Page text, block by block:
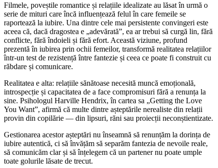
Filmele, poveștile romantice și relațiile idealizate au lăsat în urmă o
serie de mituri care încă influențează felul în care femeile se
raportează la iubire. Una dintre cele mai persistente convingeri este
aceea că, dacă dragostea e „adevărată”, ea ar trebui să curgă lin, fără
conflicte, fără îndoieli și fără efort. Această viziune, profund
prezentă în iubirea prin ochii femeilor, transformă realitatea relațiilor
într-un test de rezistență între fantezie și ceea ce poate fi construit cu
răbdare și comunicare.
Realitatea e alta: relațiile sănătoase necesită muncă emoțională,
introspecție și capacitatea de a face compromisuri fără a renunța la
sine. Psihologul Harville Hendrix, în cartea sa „Getting the Love
You Want”, afirmă că multe dintre așteptările nerealiste din relații
provin din copilărie — din lipsuri, răni sau proiecții neconștientizate.
Gestionarea acestor așteptări nu înseamnă să renunțăm la dorința de
iubire autentică, ci să învățăm să separăm fantezia de nevoile reale,
să comunicăm clar și să înțelegem că un partener nu poate umple
toate golurile lăsate de trecut.